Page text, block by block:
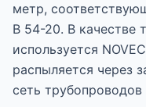
метр,
В 54-20. В качестве
используется
распыляется через
сеть